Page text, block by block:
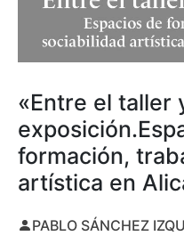
«Entre el taller
formación,
artística en
PABLO SÁNCHEZ